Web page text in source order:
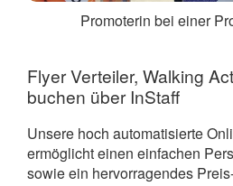
Promoterin bei einer
Flyer Verteiler, Walking
buchen über InStaff
Unsere hoch automatisierte
ermöglicht einen einfachen
sowie ein hervorragendes